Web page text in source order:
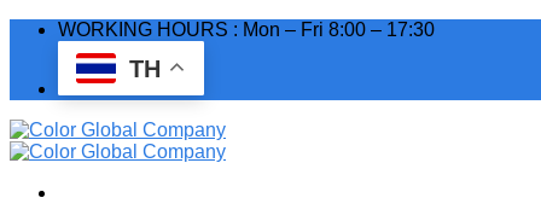
Skip
WORKING HOURS : Mon – Fri 8:00 – 17:30
TH